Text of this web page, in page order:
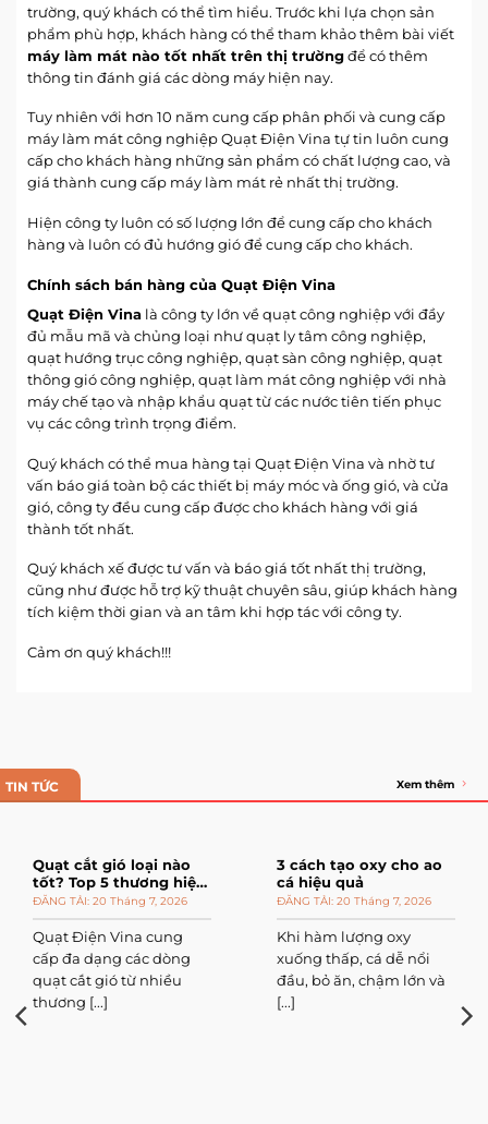
trường, quý khách có thể tìm hiểu. Trước khi lựa chọn sản
phẩm phù hợp, khách hàng có thể tham khảo thêm bài viết
máy làm mát nào tốt nhất trên thị trườngđể có thêm
thông tin đánh giá các dòng máy hiện nay.
Tuy nhiên với hơn 10 năm cung cấp phân phối và cung cấp
máy làm mát công nghiệp Quạt Điện Vina tự tin luôn cung
cấp cho khách hàng những sản phẩm có chất lượng cao, và
giá thành cung cấp máy làm mát rẻ nhất thị trường.
Hiện công ty luôn có số lượng lớn để cung cấp cho khách
hàng và luôn có đủ hướng gió để cung cấp cho khách.
Chính sách bán hàng của Quạt Điện Vina
Quạt Điện Vina là công ty lớn về quạt công nghiệp với đầy
đủ mẫu mã và chủng loại như quạt ly tâm công nghiệp,
quạt hướng trục công nghiệp, quạt sàn công nghiệp, quạt
thông gió công nghiệp, quạt làm mát công nghiệp với nhà
máy chế tạo và nhập khẩu quạt từ các nước tiên tiến phục
vụ các công trình trọng điểm.
Quý khách có thể mua hàng tại Quạt Điện Vina và nhờ tư
vấn báo giá toàn bộ các thiết bị máy móc và ống gió, và cửa
gió, công ty đều cung cấp được cho khách hàng với giá
thành tốt nhất.
Quý khách xế được tư vấn và báo giá tốt nhất thị trường,
cũng như được hỗ trợ kỹ thuật chuyên sâu, giúp khách hàng
tích kiệm thời gian và an tâm khi hợp tác với công ty.
Cảm ơn quý khách!!!
TIN TỨC Xem thêm
Quạt cắt gió loại nào
tốt? Top 5 thương hiệu
đáng mua20 Tháng 7, 2026
Quạt Điện Vina cung
cấp đa dạng các dòng
quạt cắt gió từ nhiều
thương [...]
3 cách tạo oxy cho ao
cá hiệu quả
20 Tháng 7, 2026
Khi hàm lượng oxy
xuống thấp, cá dễ nổi
đầu, bỏ ăn, chậm lớn và
[...]